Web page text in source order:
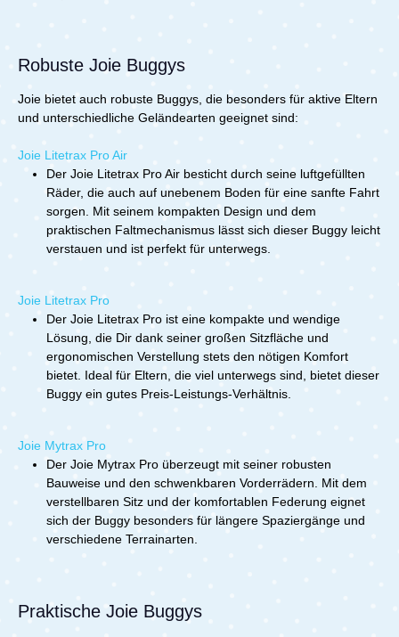
Robuste Joie Buggys
Joie bietet auch robuste Buggys, die besonders für aktive Eltern
und unterschiedliche Geländearten geeignet sind:
Joie Litetrax Pro Air
Der Joie Litetrax Pro Air besticht durch seine luftgefüllten
Räder, die auch auf unebenem Boden für eine sanfte Fahrt
sorgen. Mit seinem kompakten Design und dem
praktischen Faltmechanismus lässt sich dieser Buggy leicht
verstauen und ist perfekt für unterwegs.
Joie Litetrax Pro
Der Joie Litetrax Pro ist eine kompakte und wendige
Lösung, die Dir dank seiner großen Sitzfläche und
ergonomischen Verstellung stets den nötigen Komfort
bietet. Ideal für Eltern, die viel unterwegs sind, bietet dieser
Buggy ein gutes Preis-Leistungs-Verhältnis.
Joie Mytrax Pro
Der Joie Mytrax Pro überzeugt mit seiner robusten
Bauweise und den schwenkbaren Vorderrädern. Mit dem
verstellbaren Sitz und der komfortablen Federung eignet
sich der Buggy besonders für längere Spaziergänge und
verschiedene Terrainarten.
Praktische Joie Buggys